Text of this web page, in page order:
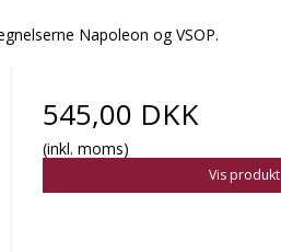
Napoleon og VSOP.
545,00 DKK
(inkl. moms)
Vis produkt